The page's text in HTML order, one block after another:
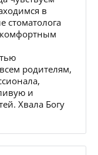
в
стоматолога
комфортным
родителям,
и
Хвала Богу